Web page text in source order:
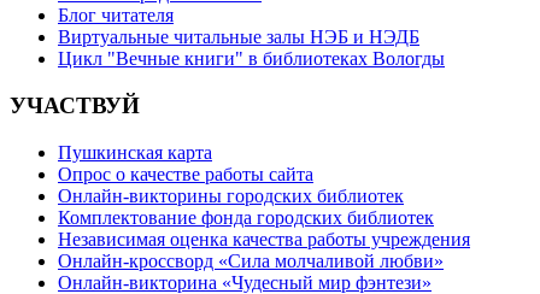
Блог читателя
Виртуальные читальные залы НЭБ и НЭДБ
Цикл "Вечные книги" в библиотеках Вологды
УЧАСТВУЙ
Пушкинская карта
Опрос о качестве работы сайта
Онлайн-викторины городских библиотек
Комплектование фонда городских библиотек
Независимая оценка качества работы учреждения
Онлайн-кроссворд «Сила молчаливой любви»
Онлайн-викторина «Чудесный мир фэнтези»